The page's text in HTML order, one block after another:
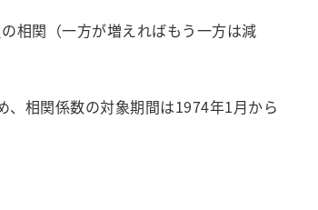
相関（一方が増えればもう一方は減
相関係数の対象期間は1974年1月から